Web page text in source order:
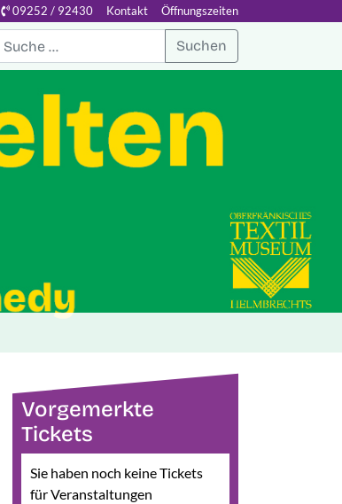
09252 / 92430 Kontakt Öffnungszeiten
Suchen
Vorgemerkte
Tickets
Sie haben noch keine Tickets
für Veranstaltungen